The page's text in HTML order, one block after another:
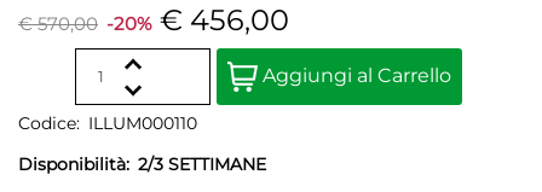
€ 570,00 -20% € 456,00
Quantità
Aggiungi al Carrello
Codice: ILLUM000110
Disponibilità: 2/3 SETTIMANE